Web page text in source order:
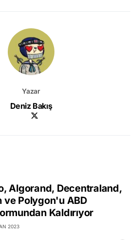
Yazar
Deniz Bakış
Algorand, Decentraland,
ve Polygon'u ABD
Kaldırıyor
2023